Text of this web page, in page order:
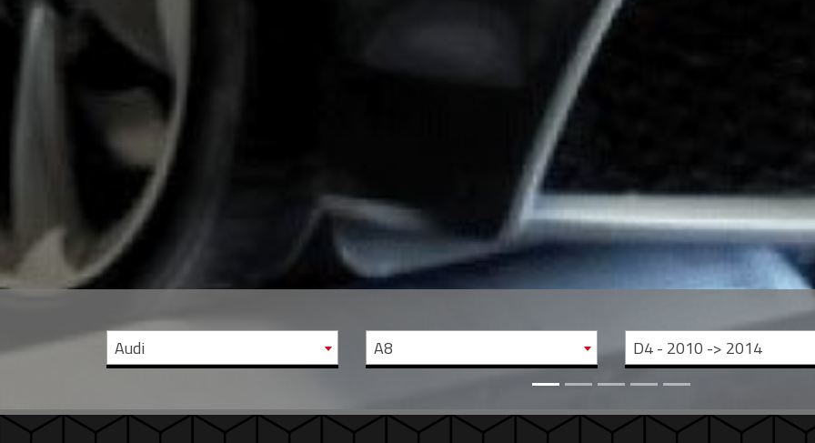
Audi A8 D4 - 2010 -> 2014